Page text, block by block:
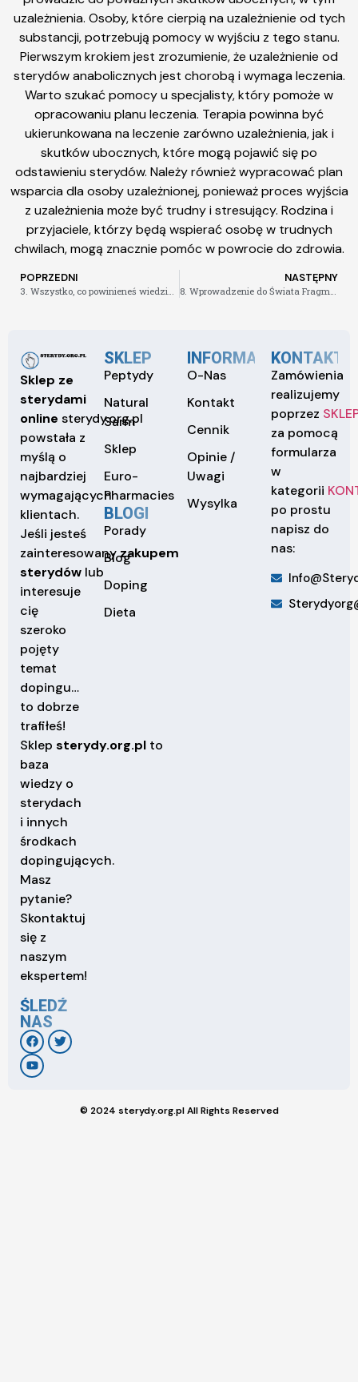
uzależnienia. Osoby, które cierpią na uzależnienie od tych
substancji, potrzebują pomocy w wyjściu z tego stanu.
Pierwszym krokiem jest zrozumienie, że uzależnienie od
sterydów anabolicznych jest chorobą i wymaga leczenia.
Warto szukać pomocy u specjalisty, który pomoże w
opracowaniu planu leczenia. Terapia powinna być
ukierunkowana na leczenie zarówno uzależnienia, jak i
skutków ubocznych, które mogą pojawić się po
odstawieniu sterydów. Należy również wypracować plan
wsparcia dla osoby uzależnionej, ponieważ proces wyjścia
z uzależnienia może być trudny i stresujący. Rodzina i
przyjaciele, którzy będą wspierać osobę w trudnych
chwilach, mogą znacznie pomóc w powrocie do zdrowia.
POPRZEDNI NASTĘPNY
Sklep ze
sterydami
online sterydy.org.pl
powstała z
myślą o
najbardziej
wymagających
klientach.
Jeśli jesteś
zainteresowanyzakupem
sterydów lub
interesuje
cię
szeroko
pojęty
temat
dopingu…
to dobrze
trafiłeś!
Sklep sterydy.org.pl to
baza
wiedzy o
sterydach
i innych
środkach
dopingujących.
Masz
pytanie?
Skontaktuj
się z
naszym
ekspertem!
ŚLEDŹ
NAS
SKLEP
Peptydy
Natural
Sarm
Sklep
Euro-
Pharmacies
BLOGI
Porady
Blog
Doping
Dieta
INFORMACJE
O-Nas
Kontakt
Cennik
Opinie /
Uwagi
Wysylka
KONTAKT
Zamówienia
realizujemy
poprzez
za pomocą
formularza
w
kategorii
po prostu
napisz do
nas:
© 2024 sterydy.org.pl All Rights Reserved